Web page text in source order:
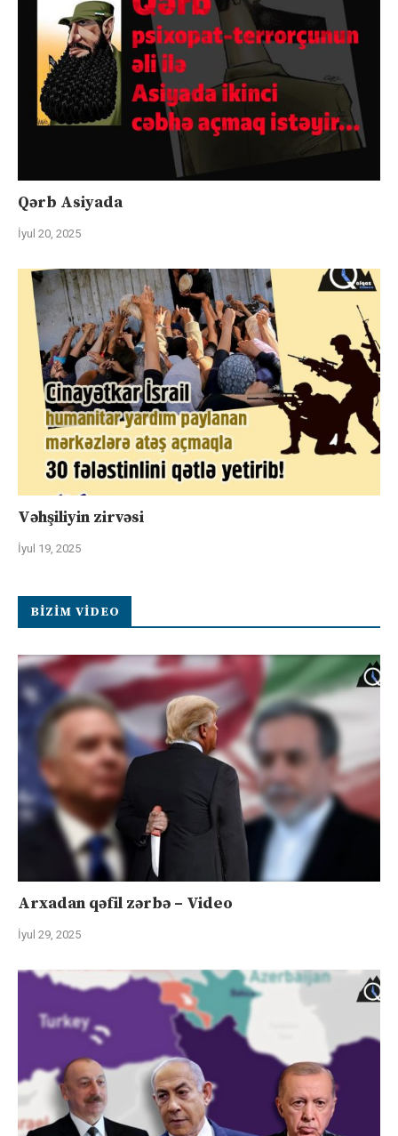
Qərb Asiyada
İyul 20, 2025
Vəhşiliyin zirvəsi
İyul 19, 2025
BIZIM VIDEO
Arxadan qəfil zərbə – Video
İyul 29, 2025